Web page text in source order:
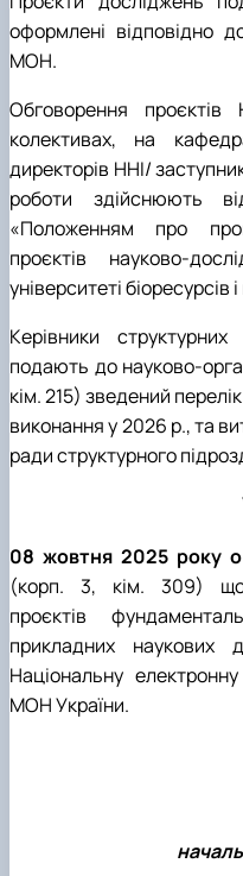
оформлені відповідно
МОН.
Обговорення
колективах, на
директорів ННІ/
роботи здійснюють
«Положенням про
проєктів науково-
університеті
Керівники структурних
подають до науково-
кім. 215) зведений
виконання у 2026 р., та
ради структурного
08 жовтня 2025 року
(корп. 3, кім. 309)
проєктів
прикладних
Національну
МОН України.